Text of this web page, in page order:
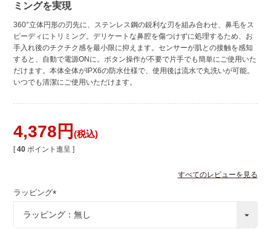
ミングを実現
360°立体円形の刃先に、ステンレス鋼の鋭利な刃を組み合わせ、鼻毛をス
ピーディにトリミング。デリケートな鼻腔を傷つけずに処理するため、お
手入れ後のチクチク感を最小限に抑えます。センサーが肌との接触を感知
すると、自動で電源ONに。ボタン操作が不要で片手でも簡単にご使用いた
だけます。本体全体がIPX6の防水仕様で、使用後は流水で丸洗いが可能。
いつでも清潔にご使用いただけます。
4,378 税込
[ 40 ポイント進呈 ]
すべてのレビューを見る
ラッピング
必